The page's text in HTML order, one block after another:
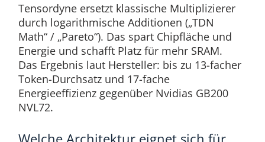
Tensordyne ersetzt klassische Multiplizierer
durch logarithmische Additionen („TDN
Math“ / „Pareto“). Das spart Chipfläche und
Energie und schafft Platz für mehr SRAM.
Das Ergebnis laut Hersteller: bis zu 13-facher
Token-Durchsatz und 17-fache
Energieeffizienz gegenüber Nvidias GB200
NVL72.